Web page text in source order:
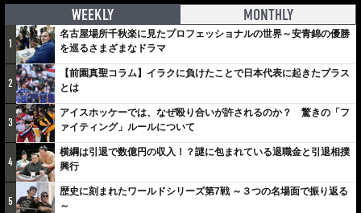
WEEKLY MONTHLY
1
名古屋場所千秋楽に見たプロフェッショナルの世界～安青錦の優勝
を巡るさまざまなドラマ
2
【前園真聖コラム】イラクに負けたことで日本代表に起きたプラス
とは
3
アイスホッケーでは、なぜ殴り合いが許されるのか？ 驚きの「フ
ァイティング」ルールについて
4
横綱は引退で数億円の収入！？謎に包まれている退職金と引退相撲
興行
5
歴史に刻まれたワールドシリーズ第7戦 ～３つの名場面で振り返る
～